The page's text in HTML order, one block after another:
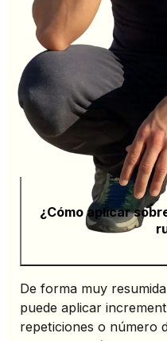
¿Cómo aplicar
De forma muy
puede aplicar
repeticiones o número